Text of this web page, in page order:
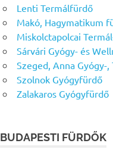
Lenti Termálfürdő
Makó, Hagymatikum
Miskolctapolcai
Sárvári Gyógy- és
Szeged, Anna Gyógy-
Szolnok Gyógyfürdő
Zalakaros Gyógyfürdő
BUDAPESTI FÜRDŐK